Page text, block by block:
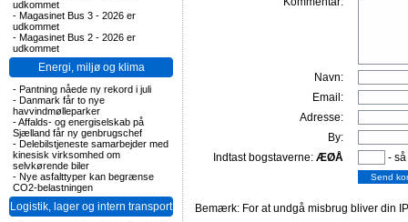
udkommet
- Magasinet Bus 3 - 2026 er
udkommet
- Magasinet Bus 2 - 2026 er
udkommet
Energi, miljø og klima
- Pantning nåede ny rekord i juli
- Danmark får to nye
havvindmølleparker
-Affalds- og energiselskab på
Sjælland får ny genbrugschef
- Delebilstjeneste samarbejder med
kinesisk virksomhed om
selvkørende biler
- Nye asfalttyper kan begrænse
CO2-belastningen
Logistik, lager og intern transport
Navn:
Email:
Adresse:
By:
Indtast bogstaverne: ÆØÅ -
Bemærk: For at undgå misbrug bliver din